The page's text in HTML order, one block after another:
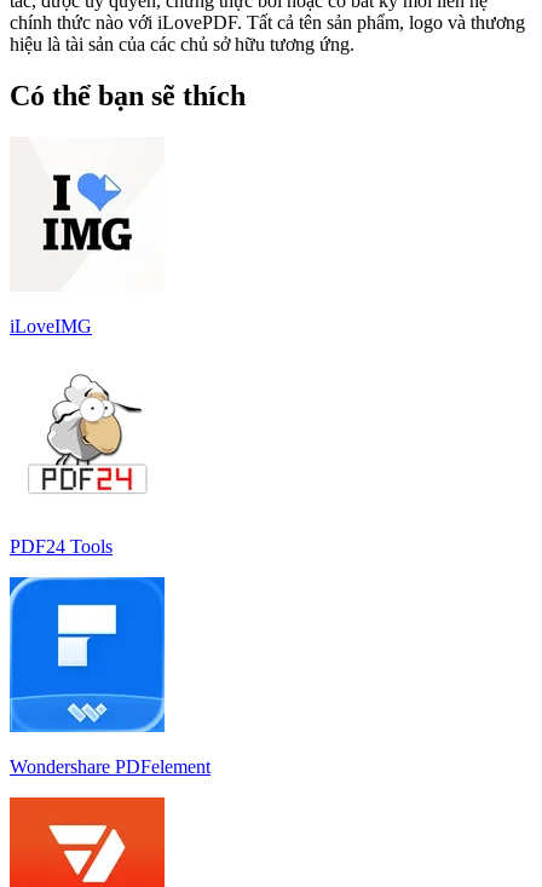
chính thức nào với iLovePDF. Tất cả tên sản phẩm, logo và thương
hiệu là tài sản của các chủ sở hữu tương ứng.
Có thể bạn sẽ thích
iLoveIMG
PDF24 Tools
Wondershare PDFelement